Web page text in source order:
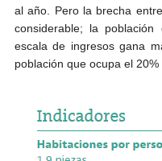
al año. Pero la brecha
considerable; la
escala de ingresos gana
población que ocupa el 20%